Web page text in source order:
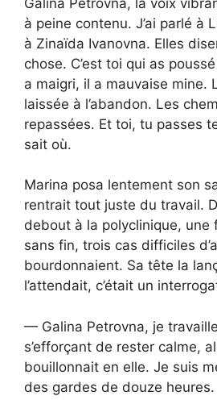
à peine contenu. J’ai parlé à
à Zinaïda Ivanovna. Elles
chose. C’est toi qui as
a maigri, il a mauvaise mine.
laissée à l’abandon. Les
repassées. Et toi, tu passes
sait où.
Marina posa lentement son
rentrait tout juste du travail.
debout à la polyclinique, une
sans fin, trois cas difficiles
bourdonnaient. Sa tête la
l’attendait, c’était un
— Galina Petrovna, je
s’efforçant de rester calme,
bouillonnait en elle. Je suis
des gardes de douze heures.